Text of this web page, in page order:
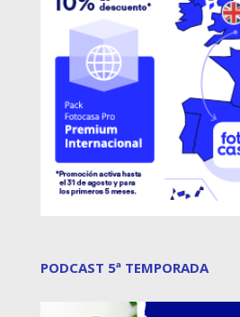
PODCAST 5ª TEMPORADA